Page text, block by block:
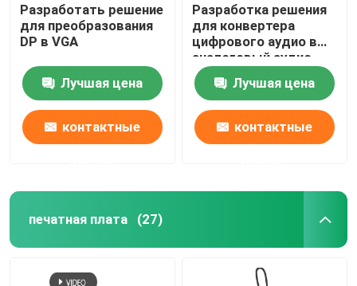
Разработать решение
для преобразования
DP в VGA
Лучшая цена
контактные
Разработка решения
для конвертера
цифрового аудио в
аналоговый аудио
PCBA
Лучшая цена
контактные
печатная плата (27)